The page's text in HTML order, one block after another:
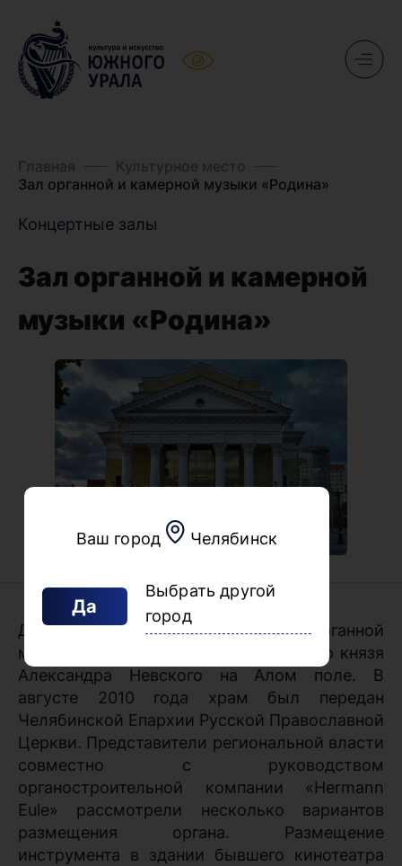
Ваш город Челябинск
Да
Выбрать другой
город
Главная
Культурное место
Зал органной и камерной музыки «Родина»
Концертные залы
Зал органной и камерной
музыки «Родина»
До 2010 года Зал камерной и органной
музыки располагался в храме Святого князя
Александра Невского на Алом поле. В
августе 2010 года храм был передан
Челябинской Епархии Русской Православной
Церкви. Представители региональной власти
совместно с руководством
органостроительной компании «Hermann
Eule» рассмотрели несколько вариантов
размещения органа. Размещение
инструмента в здании бывшего кинотеатра